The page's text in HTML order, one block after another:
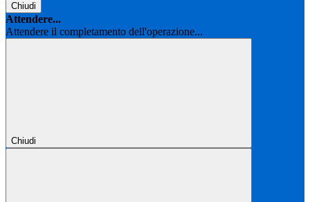
Chiudi
Attendere...
Attendere il completamento dell'operazione...
Chiudi